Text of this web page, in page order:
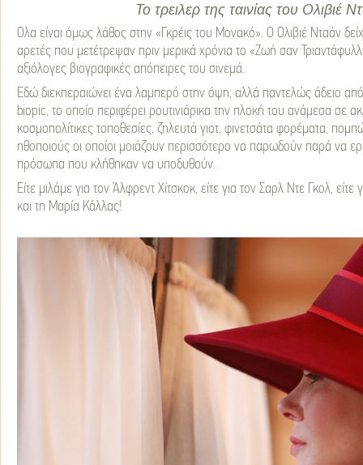
Το τρειλερ της ταινίας του Ολιβιέ
Όλα είναι όμως λάθος στην «Γκρέις του Μονακό». Ο Ολιβιέ Νταάν
αρετές που μετέτρεψαν πριν μερικά χρόνια το «Ζωή σαν
αξιόλογες βιογραφικές απόπειρες του σινεμά.
Εδώ διεκπεραιώνει ένα λαμπερό στην όψη, αλλά παντελώς άδειο
biopic, το οποίο περιφέρει ρουτινιάρικα την πλοκή του ανάμεσα σε
κοσμοπολίτικες τοποθεσίες, ζηλευτά γιοτ, φινετσάτα φορέματα,
ηθοποιούς οι οποίοι μοιάζουν περισσότερο να παρωδούν παρά να
πρόσωπα που κλήθηκαν να υποδυθούν.
Είτε μιλάμε για τον Άλφρεντ Χίτσκοκ, είτε για τον Σαρλ Ντε Γκολ,
και τη Μαρία Κάλλας!